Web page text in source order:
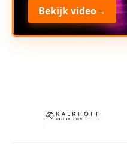
Bekijk video→